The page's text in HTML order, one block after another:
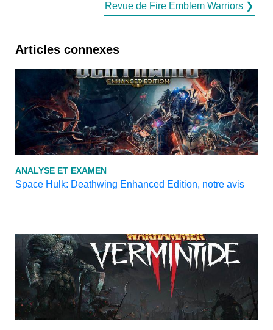
Revue de Fire Emblem Warriors ❯
Articles connexes
ANALYSE ET EXAMEN
Space Hulk: Deathwing Enhanced Edition, notre avis